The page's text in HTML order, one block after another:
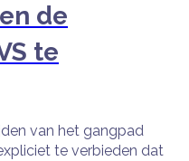
de
te
van het gangpad
te verbieden dat